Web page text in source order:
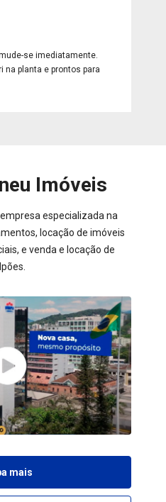
se imediatamente.
na planta e prontos para
Imóveis
especializada na
locação de imóveis
e venda e locação de
mais